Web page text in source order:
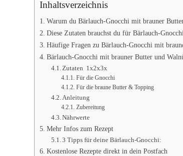
Inhaltsverzeichnis
Warum du Bärlauch-Gnocchi mit brauner
Diese Zutaten brauchst du für Bärlauch-
Häufige Fragen zu Bärlauch-Gnocchi mit
Bärlauch-Gnocchi mit brauner Butter und
Zutaten 1x2x3x
Für die Gnocchi
Für die braune Butter & Topping
Anleitung
Zubereitung
Nährwerte
Mehr Infos zum Rezept
3 Tipps für deine Bärlauch-Gnocchi:
Kostenlose Rezepte direkt in dein Postfach